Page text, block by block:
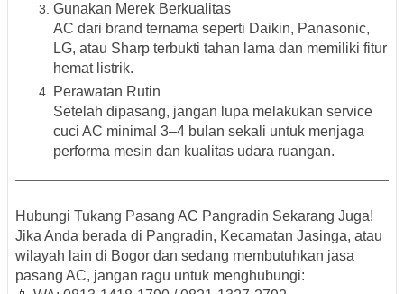
Gunakan Merek Berkualitas
AC dari brand ternama seperti Daikin, Panasonic,
LG, atau Sharp terbukti tahan lama dan memiliki fitur
hemat listrik.
Perawatan Rutin
Setelah dipasang, jangan lupa melakukan service
cuci AC minimal 3–4 bulan sekali untuk menjaga
performa mesin dan kualitas udara ruangan.
Hubungi Tukang Pasang AC Pangradin Sekarang Juga!
Jika Anda berada di Pangradin, Kecamatan Jasinga, atau
wilayah lain di Bogor dan sedang membutuhkan jasa
pasang AC, jangan ragu untuk menghubungi: